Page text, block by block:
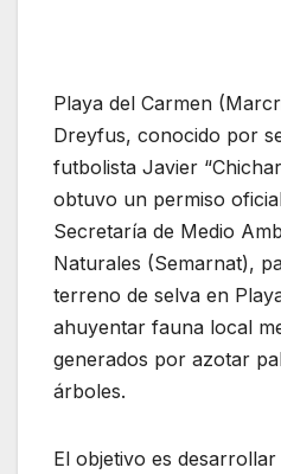
Playa del Carmen
Dreyfus, conocido por
futbolista Javier
obtuvo un permiso
Secretaría de Medio
Naturales (Semarnat),
terreno de selva en
ahuyentar fauna local
generados por azotar
árboles.
El objetivo es